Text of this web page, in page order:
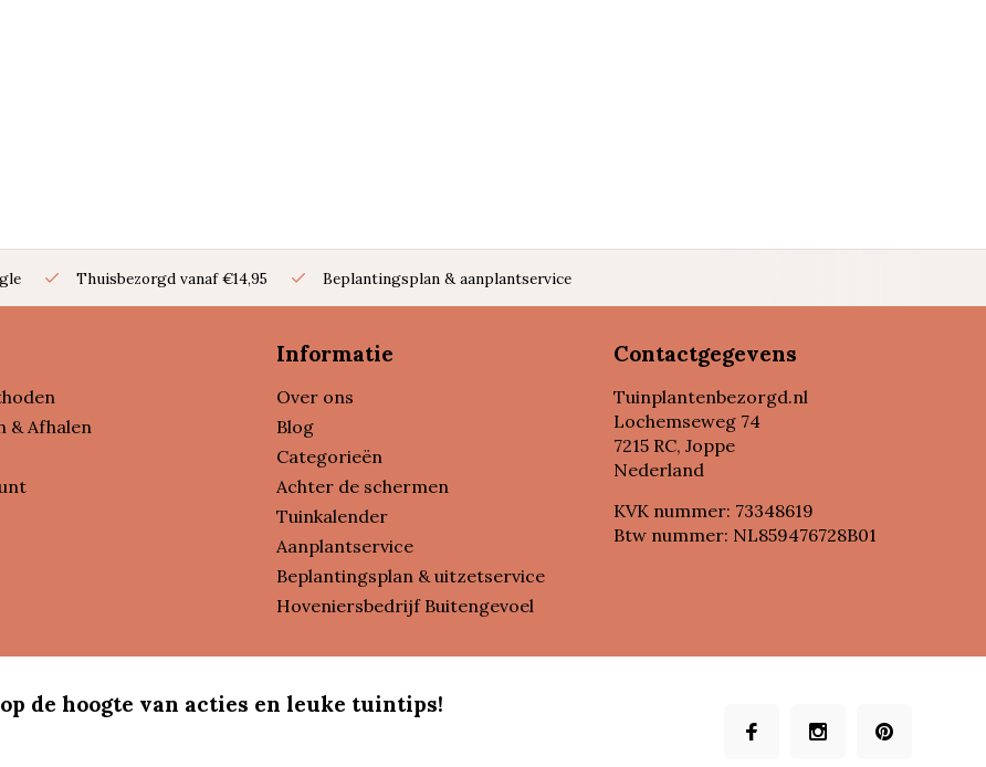
Thuisbezorgd vanaf €14,95 Beplantingsplan & aanplantservice
& Afhalen
Informatie
Over ons
Blog
Categorieën
Achter de schermen
Tuinkalender
Aanplantservice
Beplantingsplan & uitzetservice
Hoveniersbedrijf Buitengevoel
Contactgegevens
Tuinplantenbezorgd.nl
Lochemseweg 74
7215 RC, Joppe
Nederland
KVK nummer: 73348619
Btw nummer: NL859476728B01
de hoogte van acties en leuke tuintips!